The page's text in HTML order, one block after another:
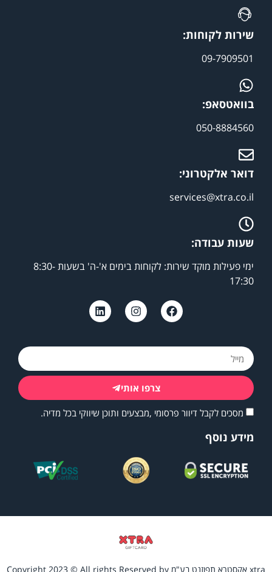
שירות לקוחות:
09-7909501
בוואטסאפ:
050-8884560
דואר אלקטרוני:
services@xtra.co.il
שעות עבודה:
ימי פעילות מוקד שירות: לקוחות בימים א'-ה' בשעות 8:30-
17:30
מסכים לקבל דיוור פרסומי ,מבצעים ותוכן שיווקי בכל מדיה.
צרפו אותי
מידע נוסף
xtra אקסטרא תפוזנט בע"מ Copyright 2023 © All rights Reserved by